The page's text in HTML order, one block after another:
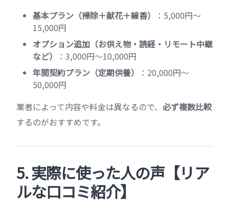
基本プラン（掃除＋献花＋線香）
：5,000円〜
15,000円
オプション追加（お供え物・読経・リモート中継
など）
：3,000円〜10,000円
年間契約プラン（定期供養）
：20,000円〜
50,000円
業者によって内容や料金は異なるので、 必ず複数比較
するのがおすすめです。
5. 実際に使った人の声【リア
ルな口コミ紹介】